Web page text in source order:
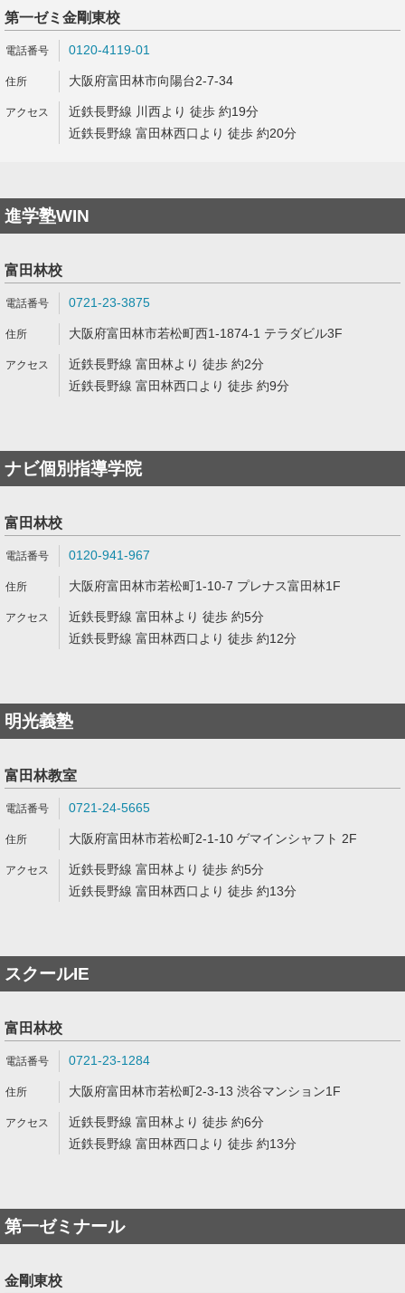
第一ゼミ金剛東校
0120-4119-01
大阪府富田林市向陽台2-7-34
近鉄長野線 川西より 徒歩 約19分
近鉄長野線 富田林西口より 徒歩 約20分
進学塾WIN
富田林校
0721-23-3875
大阪府富田林市若松町西1-1874-1 テラダビル3F
近鉄長野線 富田林より 徒歩 約2分
近鉄長野線 富田林西口より 徒歩 約9分
ナビ個別指導学院
富田林校
0120-941-967
大阪府富田林市若松町1-10-7 プレナス富田林1F
近鉄長野線 富田林より 徒歩 約5分
近鉄長野線 富田林西口より 徒歩 約12分
明光義塾
富田林教室
0721-24-5665
大阪府富田林市若松町2-1-10 ゲマインシャフト 2F
近鉄長野線 富田林より 徒歩 約5分
近鉄長野線 富田林西口より 徒歩 約13分
スクールIE
富田林校
0721-23-1284
大阪府富田林市若松町2-3-13 渋谷マンション1F
近鉄長野線 富田林より 徒歩 約6分
近鉄長野線 富田林西口より 徒歩 約13分
第一ゼミナール
金剛東校